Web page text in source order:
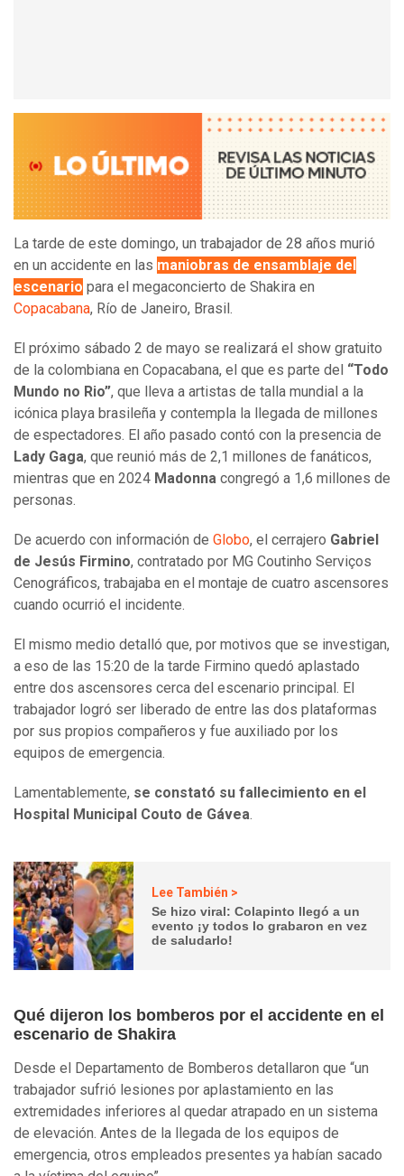
La tarde de este domingo, un trabajador de 28 años murió
en un accidente en las maniobras de ensamblaje del
escenario para el megaconcierto de Shakira en
Copacabana, Río de Janeiro, Brasil.
El próximo sábado 2 de mayo se realizará el show gratuito
de la colombiana en Copacabana, el que es parte del “Todo
Mundo no Rio”, que lleva a artistas de talla mundial a la
icónica playa brasileña y contempla la llegada de millones
de espectadores. El año pasado contó con la presencia de
Lady Gaga, que reunió más de 2,1 millones de fanáticos,
mientras que en 2024 Madonna congregó a 1,6 millones de
personas.
De acuerdo con información de Globo, el cerrajero Gabriel
de Jesús Firmino, contratado por MG Coutinho Serviços
Cenográficos, trabajaba en el montaje de cuatro ascensores
cuando ocurrió el incidente.
El mismo medio detalló que, por motivos que se investigan,
a eso de las 15:20 de la tarde Firmino quedó aplastado
entre dos ascensores cerca del escenario principal. El
trabajador logró ser liberado de entre las dos plataformas
por sus propios compañeros y fue auxiliado por los
equipos de emergencia.
Lamentablemente, se constató su fallecimiento en el
Hospital Municipal Couto de Gávea.
Lee También >
Se hizo viral: Colapinto llegó a un
evento ¡y todos lo grabaron en vez
de saludarlo!
Qué dijeron los bomberos por el accidente en el
escenario de Shakira
Desde el Departamento de Bomberos detallaron que “un
trabajador sufrió lesiones por aplastamiento en las
extremidades inferiores al quedar atrapado en un sistema
de elevación. Antes de la llegada de los equipos de
emergencia, otros empleados presentes ya habían sacado